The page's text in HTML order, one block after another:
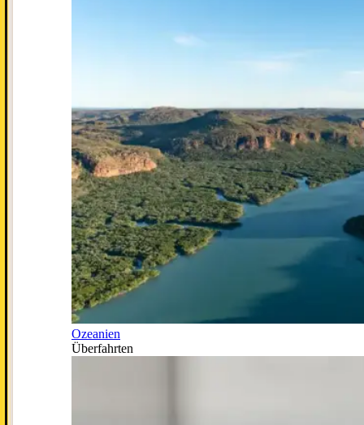
Ozeanien
Überfahrten